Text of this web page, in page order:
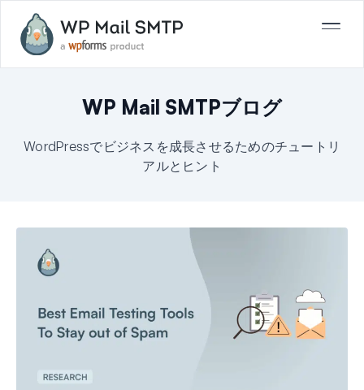
WP Mail SMTPブログ
WordPressでビジネスを成長させるためのチュートリ
アルとヒント